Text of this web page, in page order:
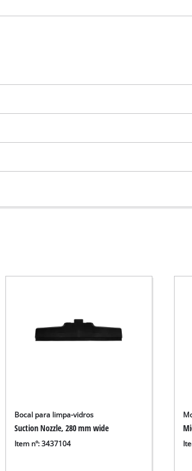
Bocal para limpa-vidros
Suction Nozzle, 280 mm wide
Item nº: 3437104